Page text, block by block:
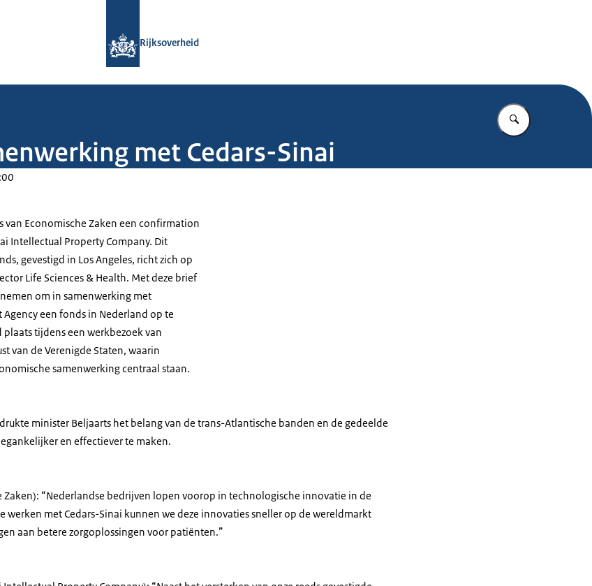
Rijksoverheid
Vul in wat u
met Cedars-Sinai
van Economische Zaken een confirmation
Intellectual Property Company. Dit
gevestigd in Los Angeles, richt zich op
Life Sciences & Health. Met deze brief
om in samenwerking met
een fonds in Nederland op te
tijdens een werkbezoek van
van de Verenigde Staten, waarin
samenwerking centraal staan.
minister Beljaarts het belang van de trans-Atlantische banden en de gedeelde
en effectiever te maken.
Zaken): “Nederlandse bedrijven lopen voorop in technologische innovatie in de
werken met Cedars-Sinai kunnen we deze innovaties sneller op de wereldmarkt
aan betere zorgoplossingen voor patiënten.”